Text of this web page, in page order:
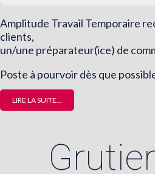
Amplitude Travail Temporaire
clients,
un/une préparateur(ice) de
Poste à pourvoir dès que
LIRE LA SUITE...